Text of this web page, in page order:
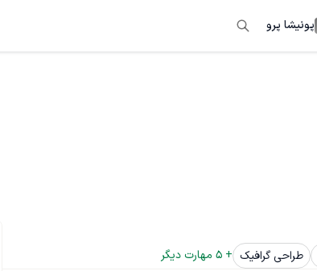
پونیشا پرو
طراحی گرافیک +
5 مهارت دیگر